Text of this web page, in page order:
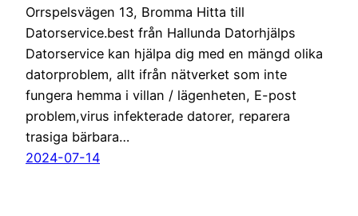
Orrspelsvägen 13, Bromma Hitta till
Datorservice.best från Hallunda Datorhjälps
Datorservice kan hjälpa dig med en mängd olika
datorproblem, allt ifrån nätverket som inte
fungera hemma i villan / lägenheten, E-post
problem,virus infekterade datorer, reparera
trasiga bärbara…
2024-07-14